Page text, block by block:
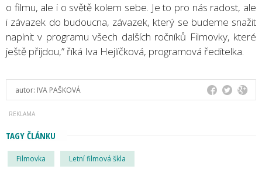
o filmu, ale i o světě kolem sebe. Je to pro nás radost, ale
i závazek do budoucna, závazek, který se budeme snažit
naplnit v programu všech dalších ročníků Filmovky, které
ještě přijdou,” říká Iva Hejlíčková, programová ředitelka.
autor: IVA PAŠKOVÁ
TAGY ČLÁNKU
Filmovka Letní filmová škla